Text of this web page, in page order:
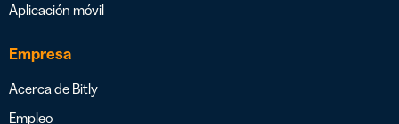
Aplicación móvil
Empresa
Acerca de Bitly
Empleo